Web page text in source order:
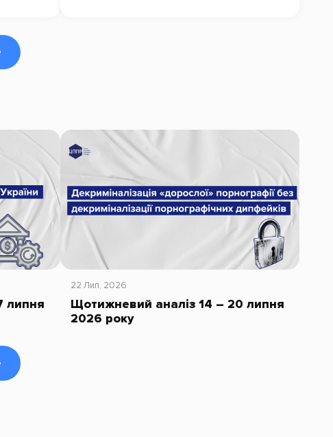
липня
22 Лип, 2026
Щотижневий аналіз 14 – 20 липня
2026 року